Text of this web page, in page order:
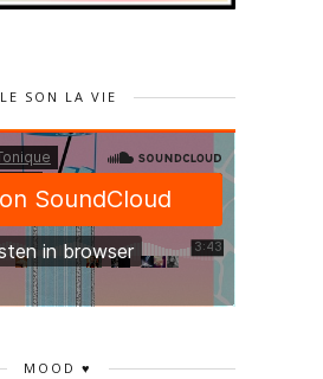
LE SON LA VIE
MOOD ♥